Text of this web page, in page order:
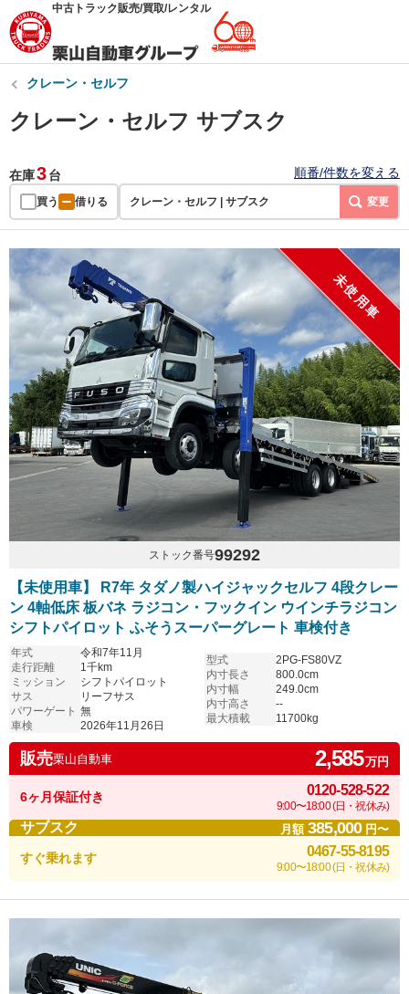
中古トラック販売/買取/レンタル
クレーン・セルフ
クレーン・セルフ サブスク
在庫3台 順番/件数を変える
買う 借りる クレーン・セルフ | サブスク 変更
未使用車
ストック番号99292
【未使用車】 R7年 タダノ製ハイジャックセルフ 4段クレー
ン 4軸低床 板バネ ラジコン・フックイン ウインチラジコン
シフトパイロット ふそうスーパーグレート 車検付き
年式
令和7年11月
走行距離
1千km
ミッション
シフトパイロット
サス
リーフサス
パワーゲート 無
車検
2026年11月26日
型式
2PG-FS80VZ
内寸長さ
800.0cm
内寸幅
249.0cm
内寸高さ
--
最大積載
11700kg
販売栗山自動車 2,585万円
6ヶ月保証付き 0120-528-522
9:00〜18:00 (日・祝休み)
サブスク 月額385,000円〜
すぐ乗れます 0467-55-8195
9:00〜18:00 (日・祝休み)